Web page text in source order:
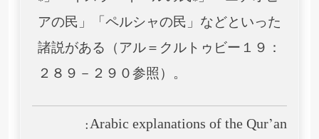
アの民」「ペルシャの民」などといった
諸説がある（アル＝クルトゥビー１９：
２８９－２９０参照）。
Arabic explanations of the Qur’an: